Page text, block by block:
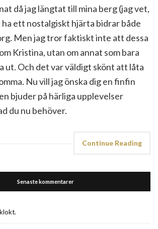
då jag längtat till mina berg (jag vet,
ett nostalgiskt hjärta bidrar både
Men jag tror faktiskt inte att dessa
Kristina, utan om annat som bara
ut. Och det var väldigt skönt att låta
Nu vill jag önska dig en finfin
bjuder på härliga upplevelser
du nu behöver.
Continue Reading
Senaste kommentarer